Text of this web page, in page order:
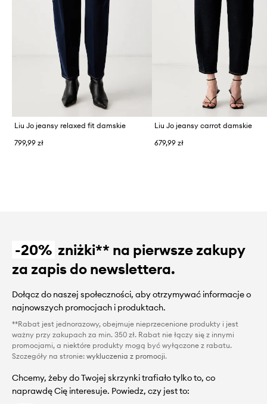
Liu Jo jeansy relaxed fit damskie
799,99 zł
Liu Jo jeansy carrot damskie
679,99 zł
-20% zniżki** na pierwsze zakupy
za zapis do newslettera.
Dołącz do naszej społeczności, aby otrzymywać informacje o
najnowszych promocjach i produktach.
**Rabat jest jednorazowy, obejmuje nieprzecenione produkty i jest
ważny przy zakupach za min. 350 zł. Rabat nie łączy się z innymi
promocjami, a niektóre produkty mogą być wyłączone z rabatu.
Szczegóły na stronie: wykluczenia z promocji.
Chcemy, żeby do Twojej skrzynki trafiało tylko to, co
naprawdę Cię interesuje. Powiedz, czy jest to: